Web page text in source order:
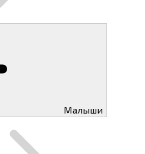
Малыши